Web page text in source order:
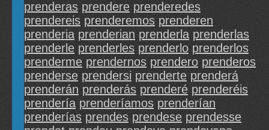
prenderas prendere prenderedes
prendereis prenderemos prenderen
prenderia prenderian prenderla prenderlas
prenderle prenderles prenderlo prenderlos
prenderme prendernos prendero prenderos
prenderse prendersi prenderte prenderá
prenderán prenderás prenderé prenderéis
prendería prenderíamos prenderían
prenderías prendes prendese prendesse